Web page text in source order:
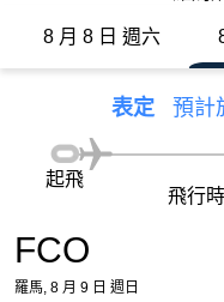
8 月 8 日 週六
表定 預計
FCO
羅馬, 8 月 9 日 週日
起飛
飛行